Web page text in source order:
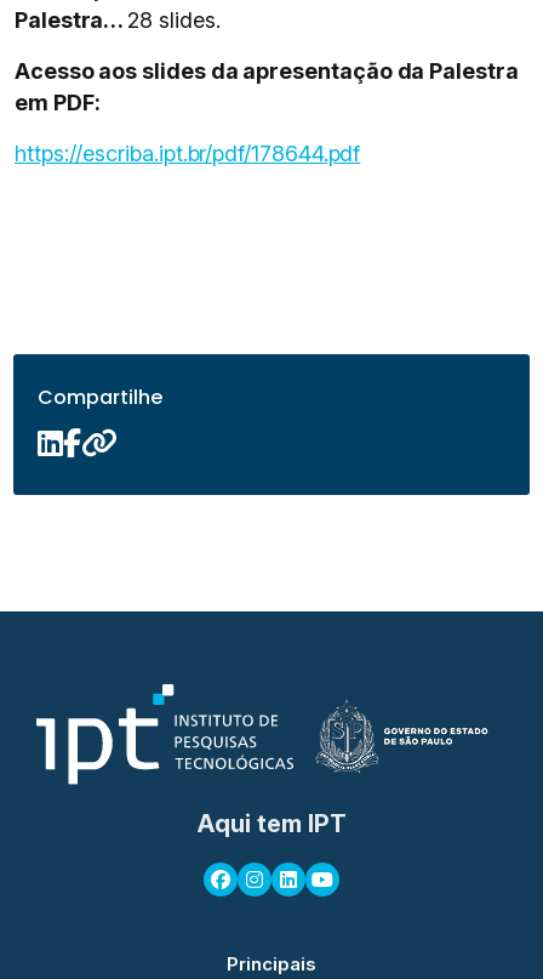
Palestra… 28 slides.
Acesso aos slides da apresentação da Palestra
em PDF:
https://escriba.ipt.br/pdf/178644.pdf
Compartilhe
Aqui tem IPT
Principais